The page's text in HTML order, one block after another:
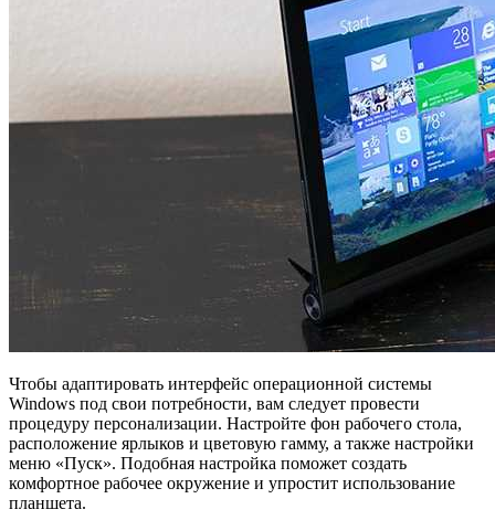
Чтобы адаптировать интерфейс операционной системы
Windows под свои потребности, вам следует провести
процедуру персонализации. Настройте фон рабочего стола,
расположение ярлыков и цветовую гамму, а также настройки
меню «Пуск». Подобная настройка поможет создать
комфортное рабочее окружение и упростит использование
планшета.